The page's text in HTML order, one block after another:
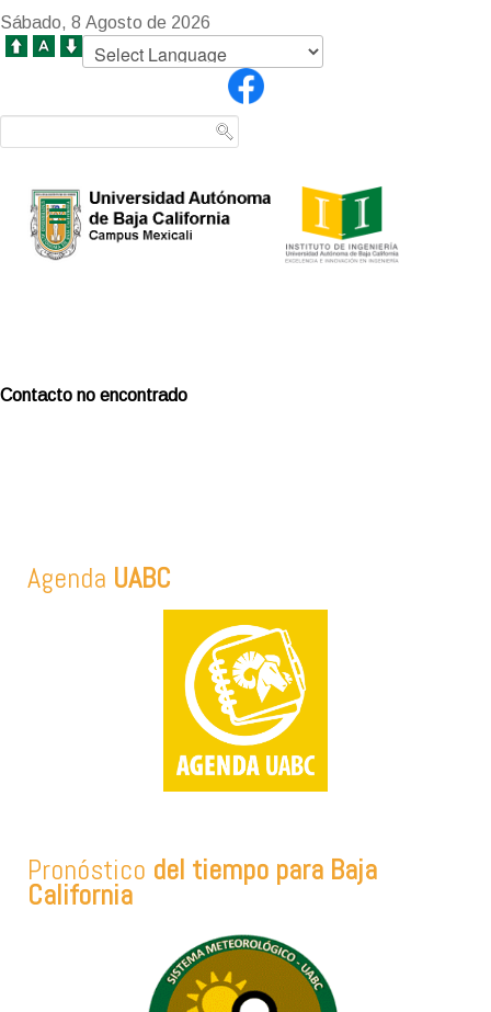
Sábado, 8 Agosto de 2026
Contacto no encontrado
Agenda UABC
Pronóstico del tiempo para Baja
California